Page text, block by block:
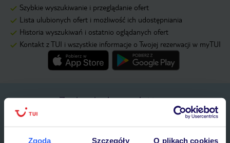
Zgoda Szczegóły O plikach cookies
Szybkie wyszukiwanie i przeglądanie ofert
Lista ulubionych ofert i możliwość ich udostępniania
Historia wyszukiwań i ostatnio oglądanych ofert
Kontakt z TUI i wszystkie informacje o Twojej rezerwacji w myTUI
Zapisz się do newslettera
IMIĘ*